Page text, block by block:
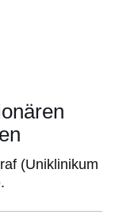
(Uniklinikum